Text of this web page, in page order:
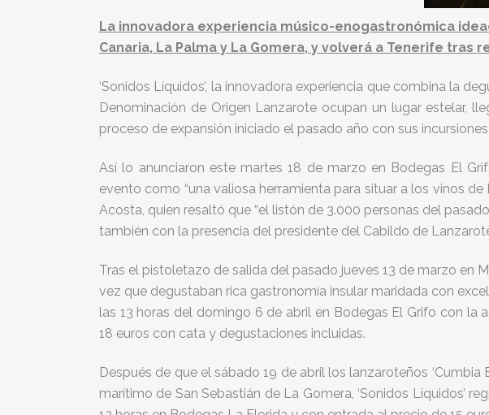
La innovadora experiencia músico-enogastronómica
Canaria, La Palma y La Gomera, y volverá a Tenerife tras
‘Sonidos Líquidos’, la innovadora experiencia que combina la
Denominación de Origen Lanzarote ocupan un lugar estelar,
proceso de expansión iniciado el pasado año con sus
Así lo anunciaron este martes 18 de marzo en Bodegas El
evento como “una valiosa herramienta para situar a los vinos
Acosta, quien resaltó que “el listón de 3.000 personas del
también con la presencia del presidente del Cabildo de
Tras el pistoletazo de salida del pasado jueves 13 de marzo en
vez que degustaban rica gastronomía insular maridada con
las 13 horas del domingo 6 de abril en Bodegas El Grifo con la
18 euros con cata y degustaciones incluidas.
Después de que el sábado 19 de abril los lanzaroteños
marítimo de San Sebastián de La Gomera, ‘Sonidos Líquidos’